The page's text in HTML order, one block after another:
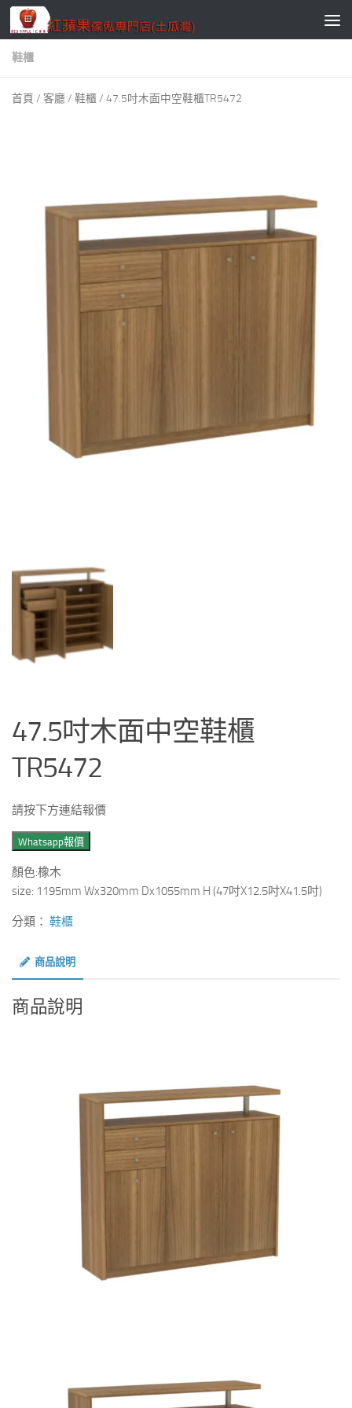
Skip to content
鞋櫃
首頁 / 客廳 / 鞋櫃 / 47.5吋木面中空鞋櫃TR5472
47.5吋木面中空鞋櫃
TR5472
請按下方連結報價
Whatsapp報價
顏色:橡木
size: 1195mm Wx320mm Dx1055mm H (47吋X12.5吋X41.5吋)
分類： 鞋櫃
商品說明
商品說明